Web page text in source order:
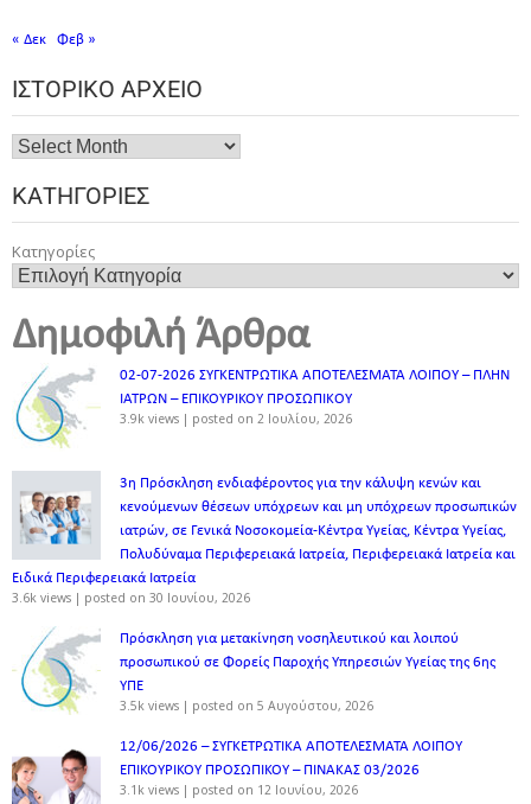
« Δεκ Φεβ »
ΙΣΤΟΡΙΚΌ ΑΡΧΕΊΟ
ΚΑΤΗΓΟΡΊΕΣ
Κατηγορίες
Δημοφιλή Άρθρα
02-07-2026 ΣΥΓΚΕΝΤΡΩΤΙΚΑ ΑΠΟΤΕΛΕΣΜΑΤΑ ΛΟΙΠΟΥ – ΠΛΗΝ
ΙΑΤΡΩΝ – ΕΠΙΚΟΥΡΙΚΟΥ ΠΡΟΣΩΠΙΚOY
3.9k views | posted on 2 Ιουλίου, 2026
3η Πρόσκληση ενδιαφέροντος για την κάλυψη κενών και
κενούμενων θέσεων υπόχρεων και μη υπόχρεων προσωπικών
ιατρών, σε Γενικά Νοσοκομεία-Κέντρα Υγείας, Κέντρα Υγείας,
Πολυδύναμα Περιφερειακά Ιατρεία, Περιφερειακά Ιατρεία και
Ειδικά Περιφερειακά Ιατρεία
3.6k views | posted on 30 Ιουνίου, 2026
Πρόσκληση για μετακίνηση νοσηλευτικού και λοιπού
προσωπικού σε Φορείς Παροχής Υπηρεσιών Υγείας της 6ης
ΥΠΕ
3.5k views | posted on 5 Αυγούστου, 2026
12/06/2026 – ΣΥΓΚΕΤΡΩΤΙΚΑ ΑΠΟΤΕΛΕΣΜΑΤΑ ΛΟΙΠΟΥ
ΕΠΙΚΟΥΡΙΚΟΥ ΠΡΟΣΩΠΙΚΟΥ – ΠΙΝΑΚΑΣ 03/2026
3.1k views | posted on 12 Ιουνίου, 2026